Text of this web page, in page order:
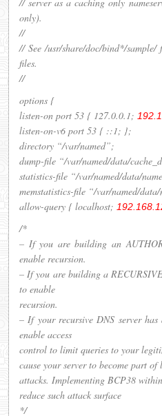
only).
//
// See /usr/share/doc/bind*/
files.
//
options {
listen-on port 53 { 127.0.0.1;
listen-on-v6 port 53 { ::1; };
directory “/var/named”;
dump-file “/var/named/data/
statistics-file “/var/named/data/
memstatistics-file “/var/named/
allow-query { localhost;
/*
– If you are building an
enable recursion.
– If you are building a
to enable
recursion.
– If your recursive DNS server
enable access
control to limit queries to your
cause your server to become part
attacks. Implementing BCP38
reduce such attack surface
*/